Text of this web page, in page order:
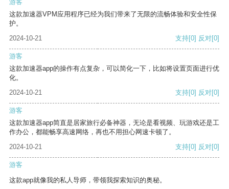
游客
这款加速器VPM应用程序已经为我们带来了无限的流畅体验和安全性保
护。
2024-10-21
支持[0] 反对[0]
游客
这款加速器app的操作有点复杂，可以简化一下，比如将设置页面进行优
化。
2024-10-21
支持[0] 反对[0]
游客
这款加速器app简直是居家旅行必备神器，无论是看视频、玩游戏还是工
作办公，都能畅享高速网络，再也不用担心网速卡顿了。
2024-10-21
支持[0] 反对[0]
游客
这款app就像我的私人导师，带领我探索知识的奥秘。